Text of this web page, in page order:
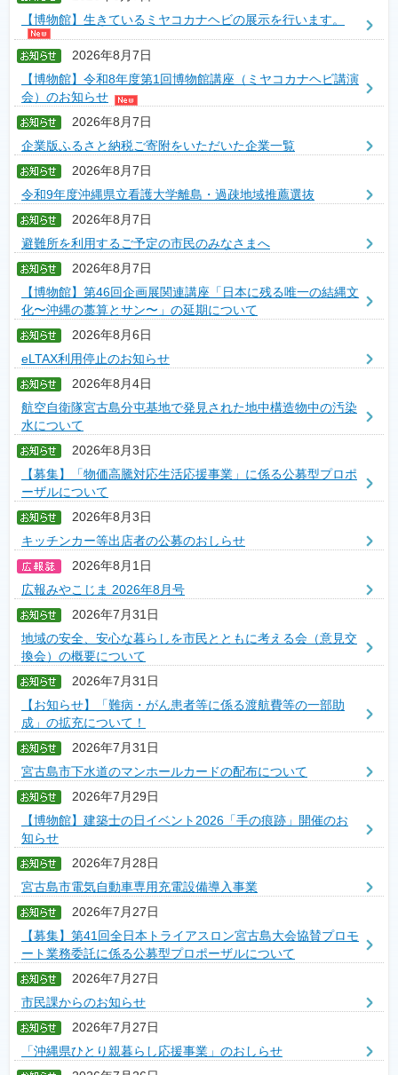
【博物館】生きているミヤコカナヘビの展示を行います。
2026年8月7日
【博物館】令和8年度第1回博物館講座（ミヤコカナヘビ講演
会）のお知らせ
2026年8月7日
企業版ふるさと納税ご寄附をいただいた企業一覧
2026年8月7日
令和9年度沖縄県立看護大学離島・過疎地域推薦選抜
2026年8月7日
避難所を利用するご予定の市民のみなさまへ
2026年8月7日
【博物館】第46回企画展関連講座「日本に残る唯一の結縄文
化〜沖縄の藁算とサン〜」の延期について
2026年8月6日
eLTAX利用停止のお知らせ
2026年8月4日
航空自衛隊宮古島分屯基地で発見された地中構造物中の汚染
水について
2026年8月3日
【募集】「物価高騰対応生活応援事業」に係る公募型プロポ
ーザルについて
2026年8月3日
キッチンカー等出店者の公募のおしらせ
2026年8月1日
広報みやこじま 2026年8月号
2026年7月31日
地域の安全、安心な暮らしを市民とともに考える会（意見交
換会）の概要について
2026年7月31日
【お知らせ】「難病・がん患者等に係る渡航費等の一部助
成」の拡充について！
2026年7月31日
宮古島市下水道のマンホールカードの配布について
2026年7月29日
【博物館】建築士の日イベント2026「手の痕跡」開催のお
知らせ
2026年7月28日
宮古島市電気自動車専用充電設備導入事業
2026年7月27日
【募集】第41回全日本トライアスロン宮古島大会協賛プロモ
ート業務委託に係る公募型プロポーザルについて
2026年7月27日
市民課からのお知らせ
2026年7月27日
「沖縄県ひとり親暮らし応援事業」のおしらせ